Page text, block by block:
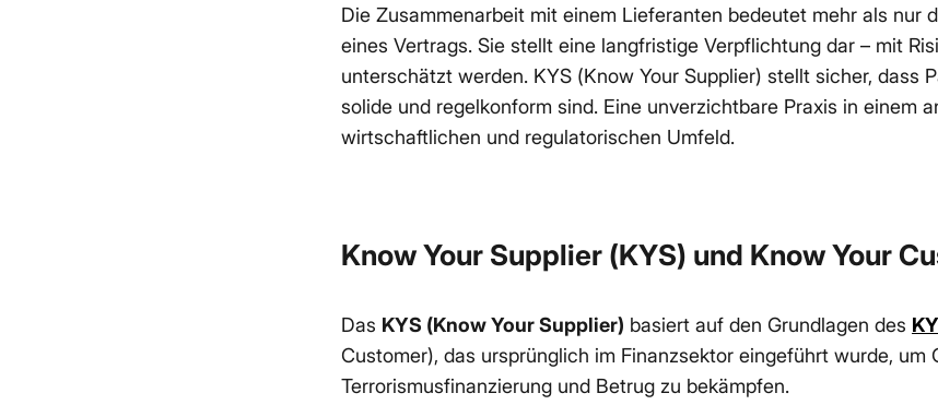
Die Zusammenarbeit mit einem Lieferanten bedeutet mehr als nur
eines Vertrags. Sie stellt eine langfristige Verpflichtung dar – mit
unterschätzt werden. KYS (Know Your Supplier) stellt sicher, dass
solide und regelkonform sind. Eine unverzichtbare Praxis in einem
wirtschaftlichen und regulatorischen Umfeld.
Know Your Supplier (KYS) und Know Your
Das KYS (Know Your Supplier) basiert auf den Grundlagen des
Customer), das ursprünglich im Finanzsektor eingeführt wurde, um
Terrorismusfinanzierung und Betrug zu bekämpfen.